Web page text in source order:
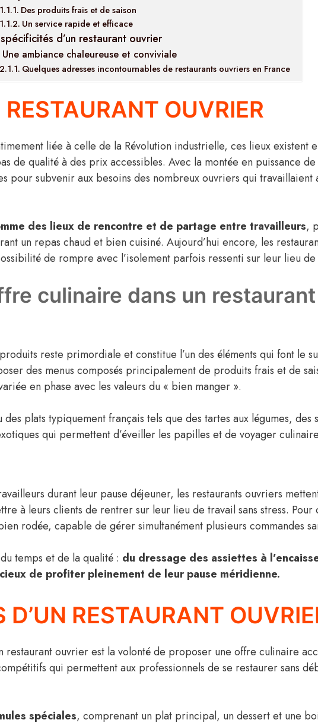
Des produits frais et de saison
Un service rapide et efficace
d’un restaurant ouvrier
Une ambiance chaleureuse et conviviale
Quelques adresses incontournables de restaurants ouvriers en France
OUVRIER
liée à celle de la Révolution industrielle, ces lieux existent
de qualité à des prix accessibles. Avec la montée en puissance de
pour subvenir aux besoins des nombreux ouvriers qui travaillaient
des lieux de rencontre et de partage entre travailleurs,
un repas chaud et bien cuisiné. Aujourd’hui encore, les
de rompre avec l’isolement parfois ressenti sur leur lieu
culinaire dans un
reste primordiale et constitue l’un des éléments qui font le
des menus composés principalement de produits frais et de
en phase avec les valeurs du « bien manger ».
plats typiquement français tels que des tartes aux légumes, des
qui permettent d’éveiller les papilles et de voyager
durant leur pause déjeuner, les restaurants ouvriers
à leurs clients de rentrer sur leur lieu de travail sans stress. Pour
rodée, capable de gérer simultanément plusieurs commandes
temps et de la qualité : du dressage des assiettes à
de profiter pleinement de leur pause méridienne.
D’UN RESTAURANT
restaurant ouvrier est la volonté de proposer une offre culinaire
qui permettent aux professionnels de se restaurer sans
spéciales, comprenant un plat principal, un dessert et une